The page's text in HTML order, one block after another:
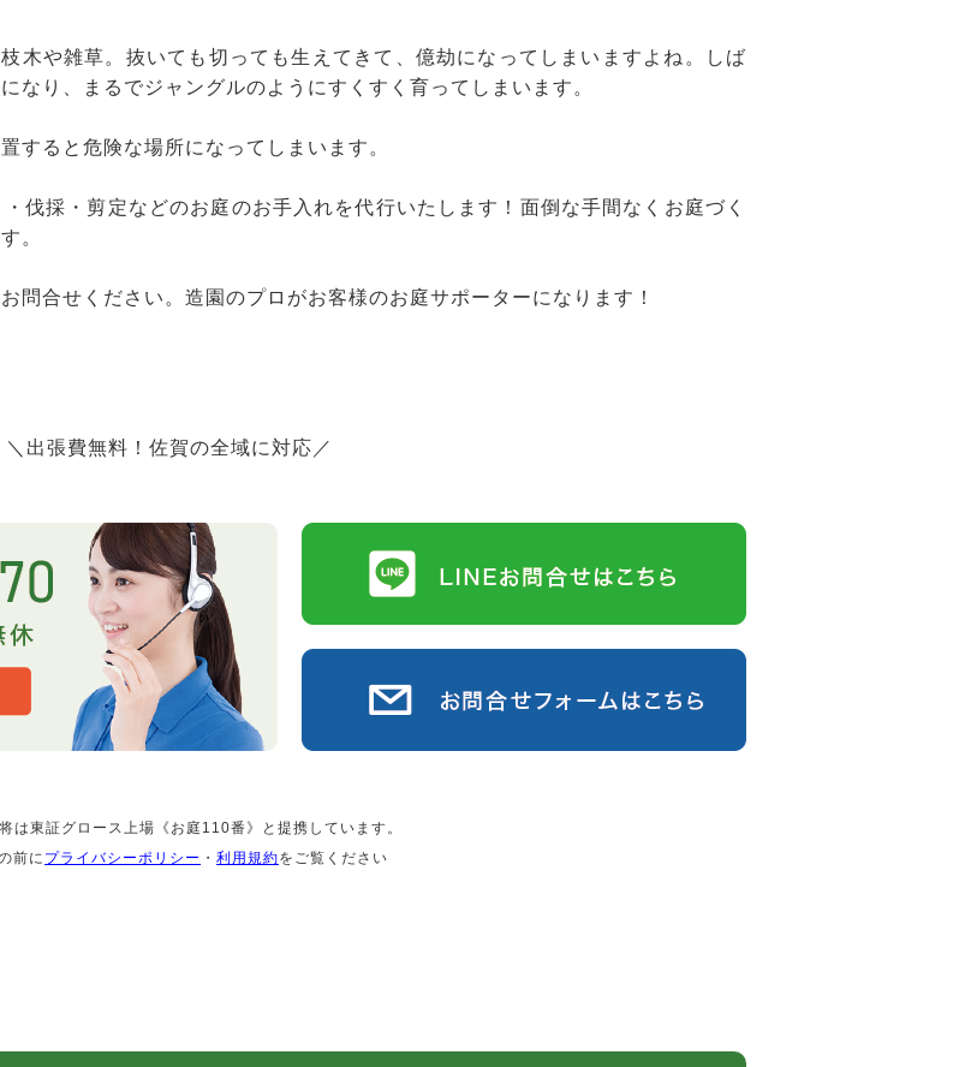
木や雑草。抜いても切っても生えてきて、億劫になってしまいますよね。しば
なり、まるでジャングルのようにすくすく育ってしまいます。
すると危険な場所になってしまいます。
伐採・剪定などのお庭のお手入れを代行いたします！面倒な手間なくお庭づく
。
問合せください。造園のプロがお客様のお庭サポーターになります！
＼出張費無料！佐賀の全域に対応／
は東証グロース上場《お庭110番》と提携しています。
前に プライバシーポリシー ・ 利用規約をご覧ください